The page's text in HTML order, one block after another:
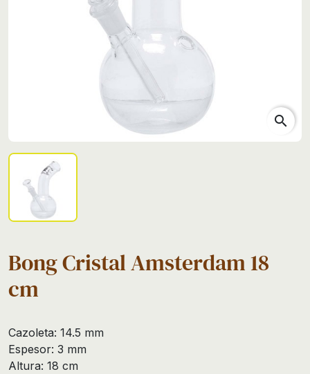
search
Bong Cristal Amsterdam 18
cm
Cazoleta: 14.5 mm
Espesor: 3 mm
Altura: 18 cm